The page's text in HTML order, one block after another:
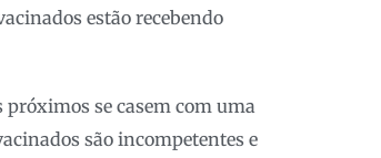
estão recebendo
próximos se casem com uma
são incompetentes e